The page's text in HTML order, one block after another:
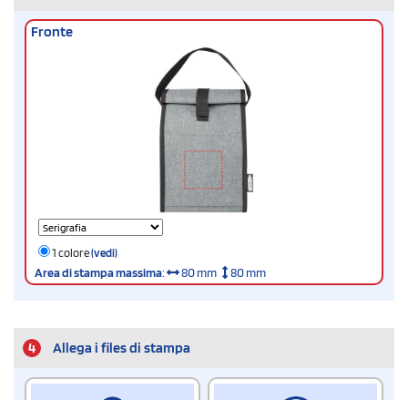
Fronte
1 colore(vedi)
Area di stampa massima: 80 mm 80 mm
4 Allega i files di stampa